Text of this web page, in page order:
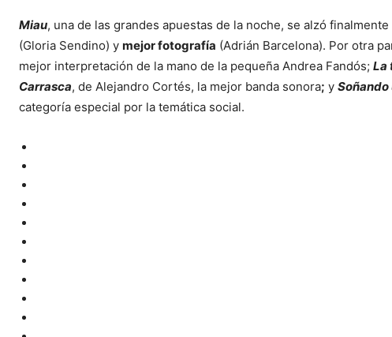
Miau, una de las grandes apuestas de la noche, se alzó
(Gloria Sendino) y mejor fotografía (Adrián Barcelona). Por otra
mejor interpretación de la mano de la pequeña Andrea Fandós; La
Carrasca, de Alejandro Cortés, la mejor banda sonora; y Soñando
categoría especial por la temática social.